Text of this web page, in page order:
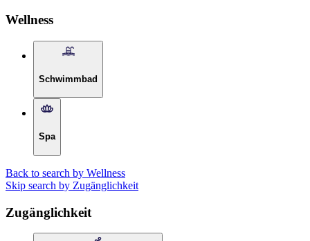
Wellness
Schwimmbad
Spa
Back to search by Wellness
Skip search by Zugänglichkeit
Zugänglichkeit